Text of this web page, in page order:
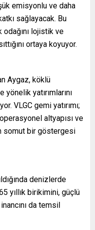
emisyonlu ve daha
sağlayacak. Bu
odağını lojistik ve
ortaya koyuyor.
Aygaz, köklü
yatırımlarını
VLGC gemi yatırımı;
altyapısı ve
somut bir göstergesi
denizlerde
yıllık birikimini, güçlü
da temsil